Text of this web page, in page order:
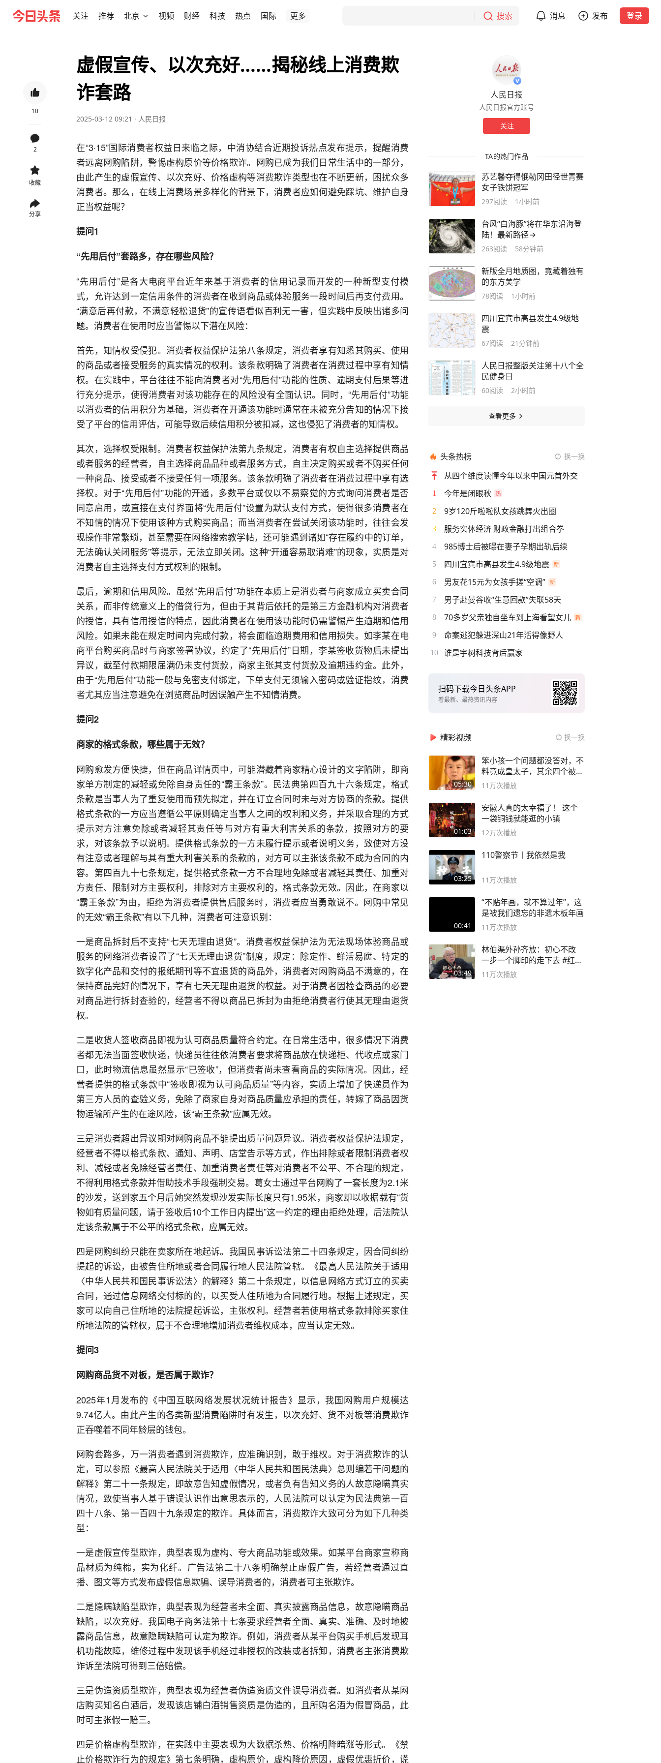
关注 推荐 北京 视频 财经 科技 热点 国际 更多 搜索 消息 发布 登录
10
2
收藏
分享
虚假宣传、以次充好……揭秘线上消费欺
诈套路
2025-03-12 09:21 · 人民日报
在“3·15”国际消费者权益日来临之际，中消协结合近期投诉热点发布提示，提醒消费
者远离网购陷阱，警惕虚构原价等价格欺诈。网购已成为我们日常生活中的一部分，
由此产生的虚假宣传、以次充好、价格虚构等消费欺诈类型也在不断更新，困扰众多
消费者。那么，在线上消费场景多样化的背景下，消费者应如何避免踩坑、维护自身
正当权益呢？
提问1
“先用后付”套路多，存在哪些风险？
“先用后付”是各大电商平台近年来基于消费者的信用记录而开发的一种新型支付模
式，允许达到一定信用条件的消费者在收到商品或体验服务一段时间后再支付费用。
“满意后再付款，不满意轻松退货”的宣传语看似百利无一害，但实践中反映出诸多问
题。消费者在使用时应当警惕以下潜在风险：
首先，知情权受侵犯。消费者权益保护法第八条规定，消费者享有知悉其购买、使用
的商品或者接受服务的真实情况的权利。该条款明确了消费者在消费过程中享有知情
权。在实践中，平台往往不能向消费者对“先用后付”功能的性质、逾期支付后果等进
行充分提示，使得消费者对该功能存在的风险没有全面认识。同时，“先用后付”功能
以消费者的信用积分为基础，消费者在开通该功能时通常在未被充分告知的情况下接
受了平台的信用评估，可能导致后续信用积分被扣减，这也侵犯了消费者的知情权。
其次，选择权受限制。消费者权益保护法第九条规定，消费者有权自主选择提供商品
或者服务的经营者，自主选择商品品种或者服务方式，自主决定购买或者不购买任何
一种商品、接受或者不接受任何一项服务。该条款明确了消费者在消费过程中享有选
择权。对于“先用后付”功能的开通，多数平台或仅以不易察觉的方式询问消费者是否
同意启用，或直接在支付界面将“先用后付”设置为默认支付方式，使得很多消费者在
不知情的情况下使用该种方式购买商品；而当消费者在尝试关闭该功能时，往往会发
现操作非常繁琐，甚至需要在网络搜索教学帖，还可能遇到诸如“存在履约中的订单，
无法确认关闭服务”等提示，无法立即关闭。这种“开通容易取消难”的现象，实质是对
消费者自主选择支付方式权利的限制。
最后，逾期和信用风险。虽然“先用后付”功能在本质上是消费者与商家成立买卖合同
关系，而非传统意义上的借贷行为，但由于其背后依托的是第三方金融机构对消费者
的授信，具有信用授信的特点，因此消费者在使用该功能时仍需警惕产生逾期和信用
风险。如果未能在规定时间内完成付款，将会面临逾期费用和信用损失。如李某在电
商平台购买商品时与商家签署协议，约定了“先用后付”日期，李某签收货物后未提出
异议，截至付款期限届满仍未支付货款，商家主张其支付货款及逾期违约金。此外，
由于“先用后付”功能一般与免密支付绑定，下单支付无须输入密码或验证指纹，消费
者尤其应当注意避免在浏览商品时因误触产生不知情消费。
提问2
商家的格式条款，哪些属于无效？
网购愈发方便快捷，但在商品详情页中，可能潜藏着商家精心设计的文字陷阱，即商
家单方制定的减轻或免除自身责任的“霸王条款”。民法典第四百九十六条规定，格式
条款是当事人为了重复使用而预先拟定，并在订立合同时未与对方协商的条款。提供
格式条款的一方应当遵循公平原则确定当事人之间的权利和义务，并采取合理的方式
提示对方注意免除或者减轻其责任等与对方有重大利害关系的条款，按照对方的要
求，对该条款予以说明。提供格式条款的一方未履行提示或者说明义务，致使对方没
有注意或者理解与其有重大利害关系的条款的，对方可以主张该条款不成为合同的内
容。第四百九十七条规定，提供格式条款一方不合理地免除或者减轻其责任、加重对
方责任、限制对方主要权利，排除对方主要权利的，格式条款无效。因此，在商家以
“霸王条款”为由，拒绝为消费者提供售后服务时，消费者应当勇敢说不。网购中常见
的无效“霸王条款”有以下几种，消费者可注意识别：
一是商品拆封后不支持“七天无理由退货”。消费者权益保护法为无法现场体验商品或
服务的网络消费者设置了“七天无理由退货”制度，规定：除定作、鲜活易腐、特定的
数字化产品和交付的报纸期刊等不宜退货的商品外，消费者对网购商品不满意的，在
保持商品完好的情况下，享有七天无理由退货的权益。对于消费者因检查商品的必要
对商品进行拆封查验的，经营者不得以商品已拆封为由拒绝消费者行使其无理由退货
权。
二是收货人签收商品即视为认可商品质量符合约定。在日常生活中，很多情况下消费
者都无法当面签收快递，快递员往往依消费者要求将商品放在快递柜、代收点或家门
口，此时物流信息虽然显示“已签收”，但消费者尚未查看商品的实际情况。因此，经
营者提供的格式条款中“签收即视为认可商品质量”等内容，实质上增加了快递员作为
第三方人员的查验义务，免除了商家自身对商品质量应承担的责任，转嫁了商品因货
物运输所产生的在途风险，该“霸王条款”应属无效。
三是消费者超出异议期对网购商品不能提出质量问题异议。消费者权益保护法规定，
经营者不得以格式条款、通知、声明、店堂告示等方式，作出排除或者限制消费者权
利、减轻或者免除经营者责任、加重消费者责任等对消费者不公平、不合理的规定，
不得利用格式条款并借助技术手段强制交易。葛女士通过平台网购了一套长度为2.1米
的沙发，送到家五个月后她突然发现沙发实际长度只有1.95米，商家却以收据载有“货
物如有质量问题，请于签收后10个工作日内提出”这一约定的理由拒绝处理，后法院认
定该条款属于不公平的格式条款，应属无效。
四是网购纠纷只能在卖家所在地起诉。我国民事诉讼法第二十四条规定，因合同纠纷
提起的诉讼，由被告住所地或者合同履行地人民法院管辖。《最高人民法院关于适用
〈中华人民共和国民事诉讼法〉的解释》第二十条规定，以信息网络方式订立的买卖
合同，通过信息网络交付标的的，以买受人住所地为合同履行地。根据上述规定，买
家可以向自己住所地的法院提起诉讼，主张权利。经营者若使用格式条款排除买家住
所地法院的管辖权，属于不合理地增加消费者维权成本，应当认定无效。
提问3
网购商品货不对板，是否属于欺诈？
2025年1月发布的《中国互联网络发展状况统计报告》显示，我国网购用户规模达
9.74亿人。由此产生的各类新型消费陷阱时有发生，以次充好、货不对板等消费欺诈
正吞噬着不同年龄层的钱包。
网购套路多，万一消费者遇到消费欺诈，应准确识别，敢于维权。对于消费欺诈的认
定，可以参照《最高人民法院关于适用〈中华人民共和国民法典〉总则编若干问题的
解释》第二十一条规定，即故意告知虚假情况，或者负有告知义务的人故意隐瞒真实
情况，致使当事人基于错误认识作出意思表示的，人民法院可以认定为民法典第一百
四十八条、第一百四十九条规定的欺诈。具体而言，消费欺诈大致可分为如下几种类
型：
一是虚假宣传型欺诈，典型表现为虚构、夸大商品功能或效果。如某平台商家宣称商
品材质为纯棉，实为化纤。广告法第二十八条明确禁止虚假广告，若经营者通过直
播、图文等方式发布虚假信息欺骗、误导消费者的，消费者可主张欺诈。
二是隐瞒缺陷型欺诈，典型表现为经营者未全面、真实披露商品信息，故意隐瞒商品
缺陷，以次充好。我国电子商务法第十七条要求经营者全面、真实、准确、及时地披
露商品信息，故意隐瞒缺陷可认定为欺诈。例如，消费者从某平台购买手机后发现耳
机功能故障，维修过程中发现该手机经过非授权的改装或者拆卸，消费者主张消费欺
诈诉至法院可得到三倍赔偿。
三是伪造资质型欺诈，典型表现为经营者伪造资质文件误导消费者。如消费者从某网
店购买知名白酒后，发现该店铺白酒销售资质是伪造的，且所购名酒为假冒商品，此
时可主张假一赔三。
四是价格虚构型欺诈，在实践中主要表现为大数据杀熟、价格明降暗涨等形式。《禁
止价格欺诈行为的规定》第七条明确，虚构原价，虚构降价原因，虚假优惠折价，谎
人民日报
人民日报官方账号
关注
TA的热门作品
苏艺馨夺得俄勒冈田径世青赛
女子铁饼冠军
297阅读 1小时前
台风“白海豚”将在华东沿海登
陆！最新路径→
263阅读 58分钟前
新版全月地质图，竟藏着独有
的东方美学
78阅读 1小时前
四川宜宾市高县发生4.9级地
震
67阅读 21分钟前
人民日报整版关注第十八个全
民健身日
60阅读 2小时前
查看更多
头条热榜 换一换
从四个维度读懂今年以来中国元首外交
1 今年是闭眼秋
2 9岁120斤啦啦队女孩跳舞火出圈
3 服务实体经济 财政金融打出组合拳
4 985博士后被曝在妻子孕期出轨后续
5 四川宜宾市高县发生4.9级地震
6 男友花15元为女孩手搓“空调”
7 男子赴曼谷收“生意回款”失联58天
8 70多岁父亲独自坐车到上海看望女儿
9 命案逃犯躲进深山21年活得像野人
10 谁是宇树科技背后赢家
扫码下载今日头条APP
看最新、最热资讯内容
精彩视频 换一换
05:30
笨小孩一个问题都没答对，不
料竟成皇太子，其余四个被处
死
11万次播放
01:03
安徽人真的太幸福了！ 这个
一袋铜钱就能逛的小镇
12万次播放
03:25
110警察节丨我依然是我
11万次播放
00:41
“不贴年画，就不算过年”，这
是被我们遗忘的非遗木板年画
11万次播放
03:49
林伯渠外孙齐放：初心不改
一步一个脚印的走下去 #红船
论坛
11万次播放